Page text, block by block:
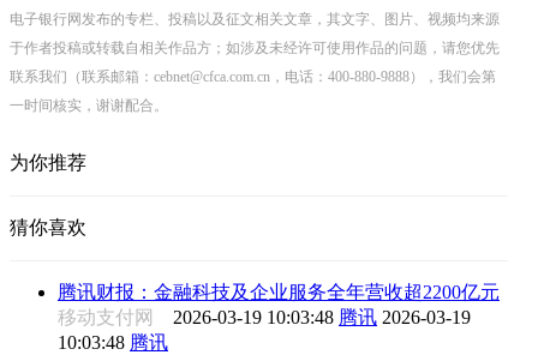
电子银行网发布的专栏、投稿以及征文相关文章，其文字、图片、视频均来源
于作者投稿或转载自相关作品方；如涉及未经许可使用作品的问题，请您优先
联系我们（联系邮箱：cebnet@cfca.com.cn，电话：400-880-9888），我们会第
一时间核实，谢谢配合。
为你推荐
猜你喜欢
腾讯财报：金融科技及企业服务全年营收超2200亿元
移动支付网 2026-03-19 10:03:48 腾讯 2026-03-19
10:03:48 腾讯